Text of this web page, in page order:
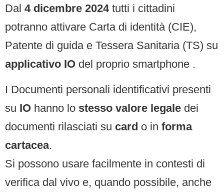
Dal 4 dicembre 2024 tutti i cittadini
potranno attivare Carta di identità (CIE),
Patente di guida e Tessera Sanitaria (TS) su
applicativo IO del proprio smartphone .
I Documenti personali identificativi presenti
su IO hanno lo stesso valore legale dei
documenti rilasciati su card o in forma
cartacea.
Si possono usare facilmente in contesti di
verifica dal vivo e, quando possibile, anche